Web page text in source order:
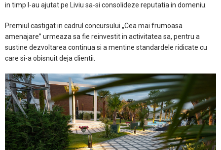
in timp l-au ajutat pe Liviu sa-si consolideze reputatia in domeniu.
Premiul castigat in cadrul concursului „Cea mai frumoasa
amenajare” urmeaza sa fie reinvestit in activitatea sa, pentru a
sustine dezvoltarea continua si a mentine standardele ridicate cu
care si-a obisnuit deja clientii.